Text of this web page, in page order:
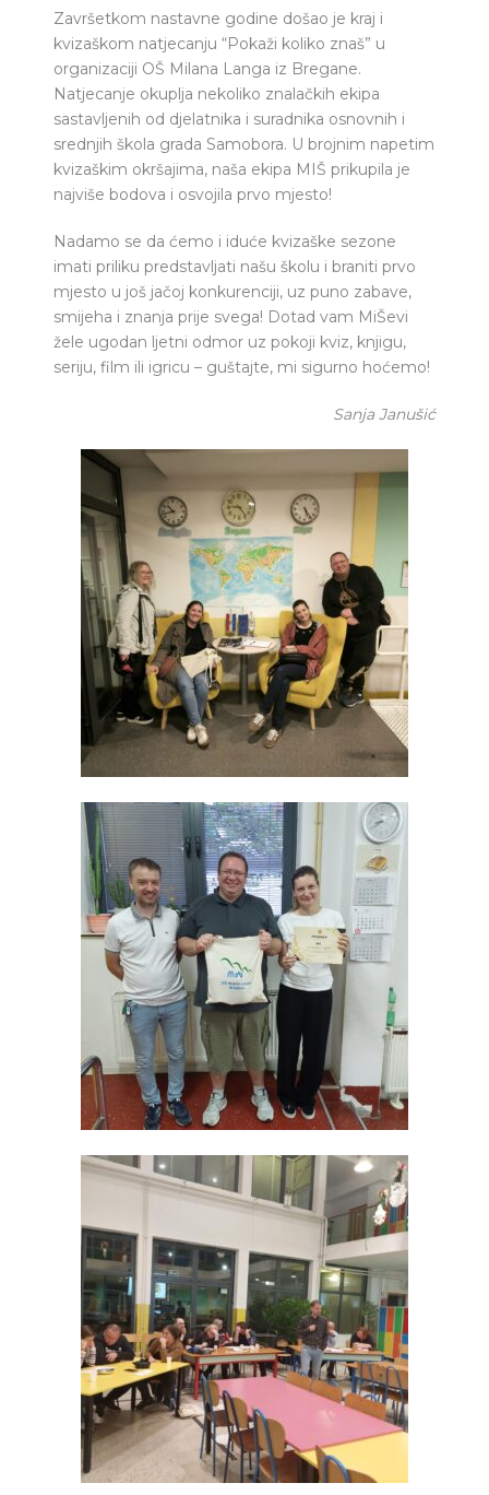
Završetkom nastavne godine došao je kraj i
kvizaškom natjecanju “Pokaži koliko znaš” u
organizaciji OŠ Milana Langa iz Bregane.
Natjecanje okuplja nekoliko znalačkih ekipa
sastavljenih od djelatnika i suradnika osnovnih i
srednjih škola grada Samobora. U brojnim napetim
kvizaškim okršajima, naša ekipa MIŠ prikupila je
najviše bodova i osvojila prvo mjesto!
Nadamo se da ćemo i iduće kvizaške sezone
imati priliku predstavljati našu školu i braniti prvo
mjesto u još jačoj konkurenciji, uz puno zabave,
smijeha i znanja prije svega! Dotad vam MiŠevi
žele ugodan ljetni odmor uz pokoji kviz, knjigu,
seriju, film ili igricu – guštajte, mi sigurno hoćemo!
Sanja Janušić